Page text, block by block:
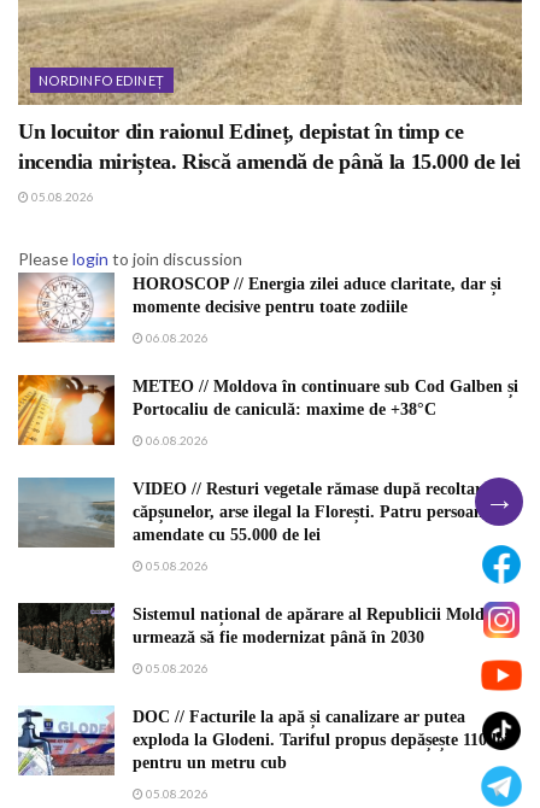
NORDINFO EDINEȚ
Un locuitor din raionul Edineț, depistat în timp ce
incendia miriștea. Riscă amendă de până la 15.000 de lei
05.08.2026
Pleaselogin to join discussion
HOROSCOP // Energia zilei aduce claritate, dar și
momente decisive pentru toate zodiile
06.08.2026
METEO // Moldova în continuare sub Cod Galben și
Portocaliu de caniculă: maxime de +38°C
06.08.2026
VIDEO // Resturi vegetale rămase după recoltarea
căpșunelor, arse ilegal la Florești. Patru persoane,
amendate cu 55.000 de lei
05.08.2026
Sistemul național de apărare al Republicii Moldova
urmează să fie modernizat până în 2030
05.08.2026
DOC // Facturile la apă și canalizare ar putea
exploda la Glodeni. Tariful propus depășește 110 lei
pentru un metru cub
05.08.2026
→